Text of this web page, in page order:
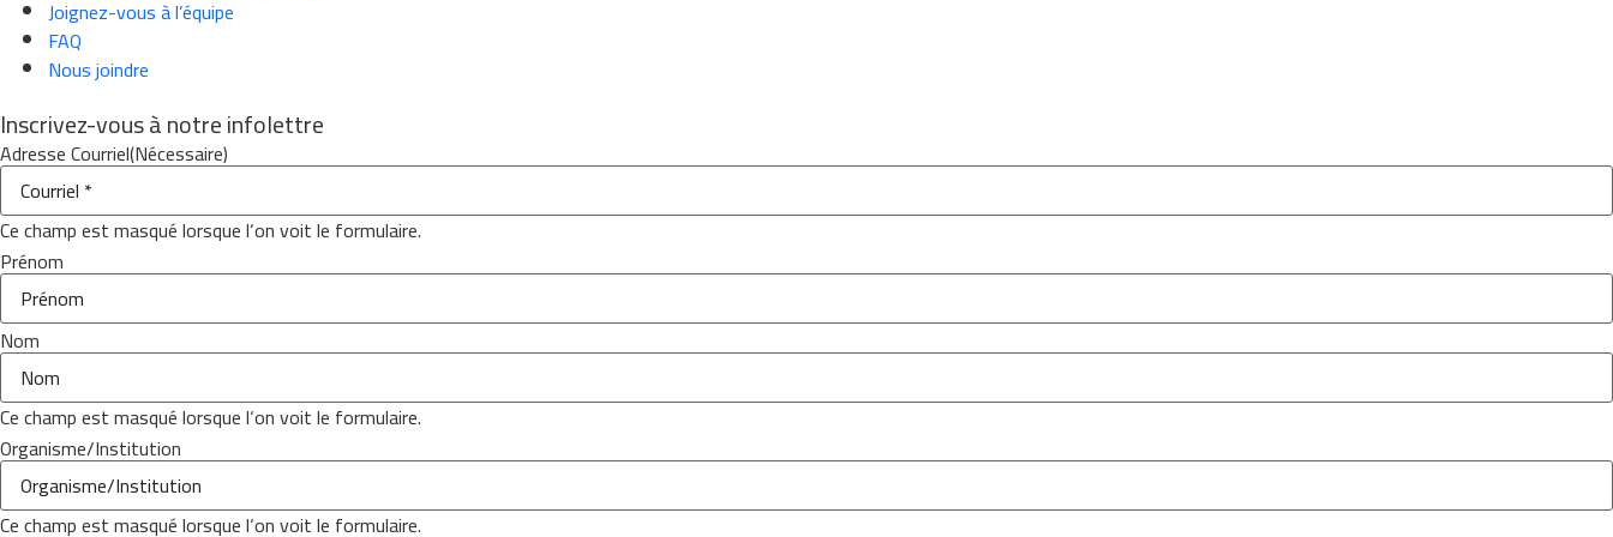
Joignez-vous à l’équipe
FAQ
Nous joindre
Inscrivez-vous à notre infolettre
Adresse Courriel(Nécessaire)
Ce champ est masqué lorsque l‘on voit le formulaire.
Prénom
Nom
Ce champ est masqué lorsque l‘on voit le formulaire.
Organisme/Institution
Ce champ est masqué lorsque l‘on voit le formulaire.